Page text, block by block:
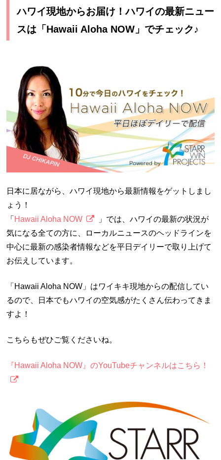
ハワイ現地からお届け！ハワイの最新ニュー
スは「Hawaii Aloha NOW」でチェック♪
日本に居ながら、ハワイ現地から最新情報をゲットしまし
ょう！
「 Hawaii Aloha NOW
」では、ハワイの最新の状況が
気になる全ての方に、ローカルニュースのヘッドラインを
中心に最新の感染者情報などを平日デイリーで取り上げて
お伝えしています。
「Hawaii Aloha NOW」はワイキキ現地からの配信してい
るので、日本でもハワイの空気感がたくさん伝わってきま
すよ！
こちらもぜひご覧くださいね。
『Hawaii Aloha NOW』のYouTubeチャンネルはこちら！